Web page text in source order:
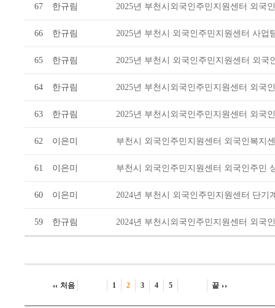
67 한규림 2025년 부천시외국인주민지원센터 외국
66 한규림 2025년 부천시 외국인주민지원센터 사업
65 한규림 2025년 부천시 외국인주민지원센터 외
64 한규림 2025년 부천시외국인주민지원센터 외국
63 한규림 2025년 부천시외국인주민지원센터 외국
62 이은미 부천시 외국인주민지원센터 외국인복지
61 이은미 부천시 외국인주민지원센터 외국인주민
60 이은미 2024년 부천시 외국인주민지원센터 단기
59 한규림 2024년 부천시외국인주민지원센터 외국
처음 1 2 3 4 5 끝